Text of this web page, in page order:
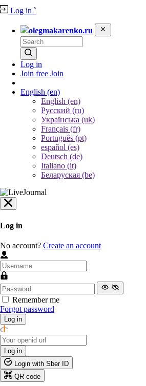
Log in `
olegmakarenko.ru
Log in
Join free Join
English (en)
English (en)
Русский (ru)
Українська (uk)
Français (fr)
Português (pt)
español (es)
Deutsch (de)
Italiano (it)
Беларуская (be)
Log in
No account? Create an account
Remember me
Forgot password
Log in
Log in
Login with Sber ID
QR code